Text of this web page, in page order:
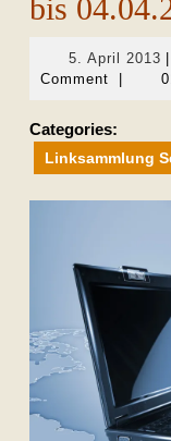
bis
5. April 2013 5.
Comment
Categories:
Linksammlung